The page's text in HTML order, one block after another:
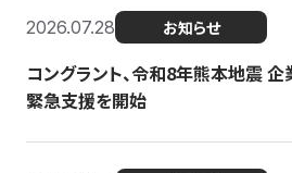
2026.07.28 お知らせ
コングラント、令和8年熊本地震
緊急支援を開始